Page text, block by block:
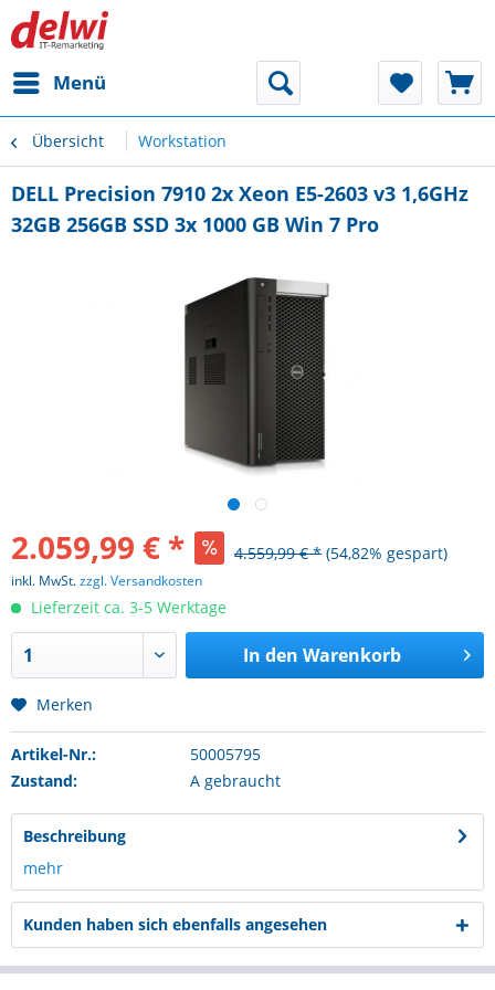
Menü
Übersicht Workstation
DELL Precision 7910 2x Xeon E5-2603 v3 1,6GHz
32GB 256GB SSD 3x 1000 GB Win 7 Pro
2.059,99 € * 4.559,99 € * (54,82% gespart)
inkl. MwSt.zzgl. Versandkosten
Lieferzeit ca. 3-5 Werktage
In den Warenkorb
Merken
Artikel-Nr.:
50005795
Zustand:
A gebraucht
Beschreibung
mehr
Kunden haben sich ebenfalls angesehen